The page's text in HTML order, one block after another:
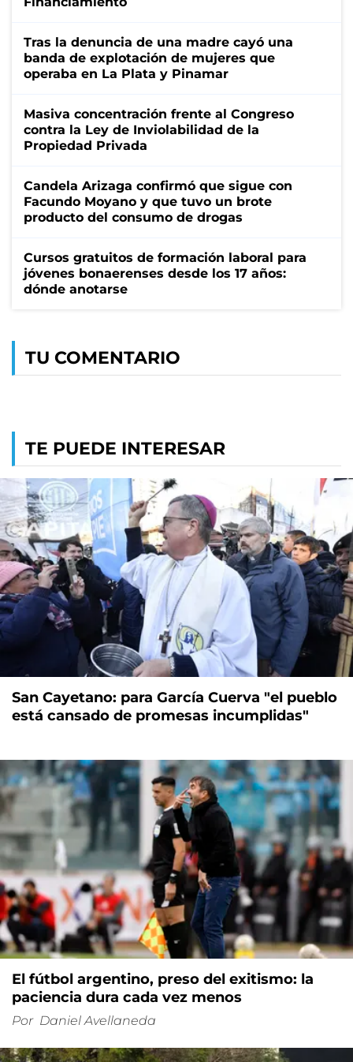
Tras la denuncia de una madre cayó una
banda de explotación de mujeres que
operaba en La Plata y Pinamar
Masiva concentración frente al Congreso
contra la Ley de Inviolabilidad de la
Propiedad Privada
Candela Arizaga confirmó que sigue con
Facundo Moyano y que tuvo un brote
producto del consumo de drogas
Cursos gratuitos de formación laboral para
jóvenes bonaerenses desde los 17 años:
dónde anotarse
TU COMENTARIO
TE PUEDE INTERESAR
San Cayetano: para García Cuerva "el pueblo
está cansado de promesas incumplidas"
El fútbol argentino, preso del exitismo: la
paciencia dura cada vez menos
Por Daniel Avellaneda